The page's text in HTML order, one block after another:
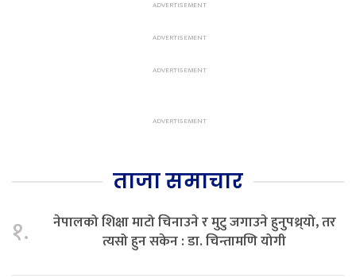
ताजा समाचार
१.
नेपालको शिक्षा माटो चिनाउने र मुटु जगाउने हुनुपथ्र्यो, तर
त्यसो हुन सकेन : डा. चिन्तामणि योगी